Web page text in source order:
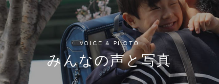
VOICE & PHOTO
みんなの声と写真